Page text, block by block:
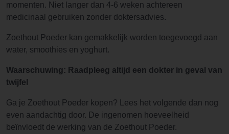
momenten. Niet langer dan 4-6 weken achtereen
medicinaal gebruiken zonder doktersadvies.
Zoethout Poeder kan gemakkelijk worden toegevoegd aan
water, smoothies en yoghurt.
Waarschuwing: Raadpleeg altijd een dokter in geval van
twijfel
Ga je Zoethout Poeder kopen? Lees het volgende dan nog
even aandachtig door. De ingenomen hoeveelheid
beïnvloedt de werking van de Zoethout Poeder.